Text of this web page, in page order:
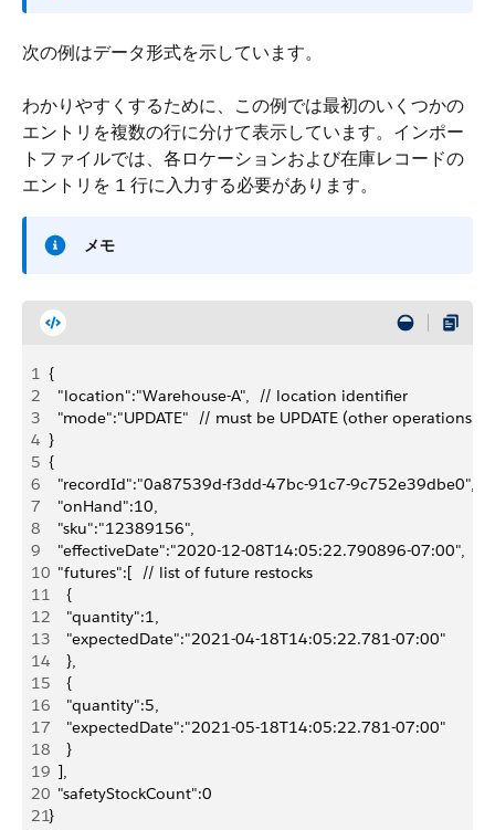
次の例はデータ形式を示しています。
わかりやすくするために、この例では最初のいくつかの
エントリを複数の行に分けて表示しています。インポー
トファイルでは、各ロケーションおよび在庫レコードの
エントリを 1 行に入力する必要があります。
メモ
1 {
2
  "location":"Warehouse-A",  // location identifier
3
"mode":"UPDATE"  // must be UPDATE (other operations
4 }
5 {
6
"recordId":"0a87539d-f3dd-47bc-91c7-9c752e39dbe0",  //
7
  "onHand":10,
8
  "sku":"12389156",
9
  "effectiveDate":"2020-12-08T14:05:22.790896-07:00",
10
  "futures":[  // list of future restocks
11
    {
12
    "quantity":1,
13
    "expectedDate":"2021-04-18T14:05:22.781-07:00"
14
    },
15
    {
16
    "quantity":5,
17
    "expectedDate":"2021-05-18T14:05:22.781-07:00"
18
    }
19
  ],
20
  "safetyStockCount":0
21}